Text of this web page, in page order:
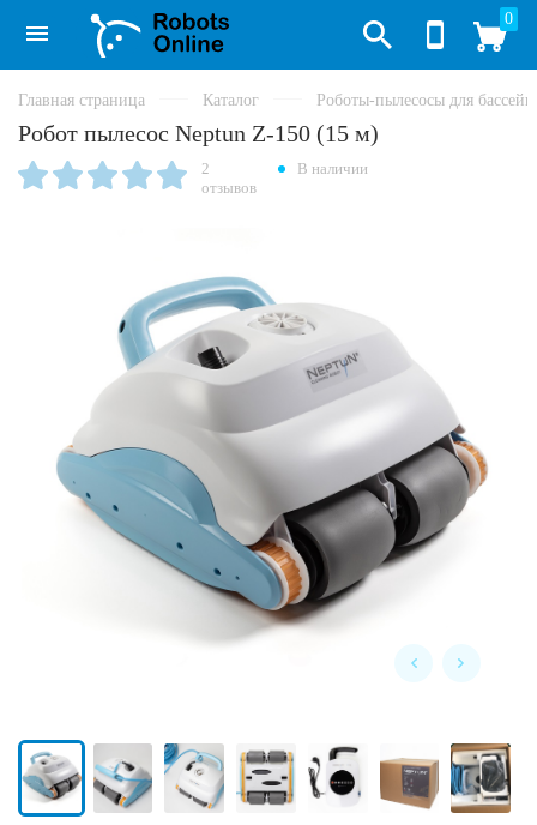
0
Главная страница Каталог Роботы-пылесосы для
Робот пылесос Neptun Z-150 (15 м)
2
отзывов
В наличии